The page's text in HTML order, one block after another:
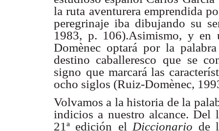
la ruta aventurera emprendida
peregrinaje iba dibujando su
1983, p. 106).Asimismo, y en
Domènec optará por la
destino caballeresco que se
signo que marcará las
ocho siglos (Ruiz-Domènec,
Volvamos a la historia de la
indicios a nuestro alcance. Del
21ª edición el Diccionario de